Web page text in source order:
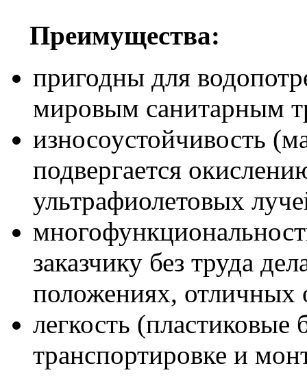
Преимущества:
пригодны для
мировым санитарным
износоустойчивость
подвергается
ультрафиолетовых
заказчику без труда
положениях, отличных
легкость
транспортировке и